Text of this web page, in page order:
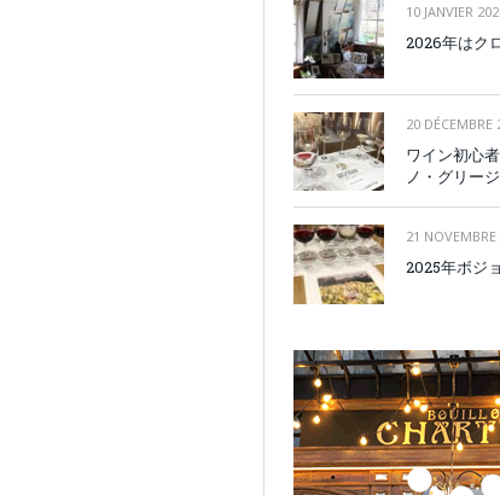
10 JANVIER
2026年はク
20 DÉCEMBRE
ワイン初心
ノ・グリージ
21
2025年ボジ